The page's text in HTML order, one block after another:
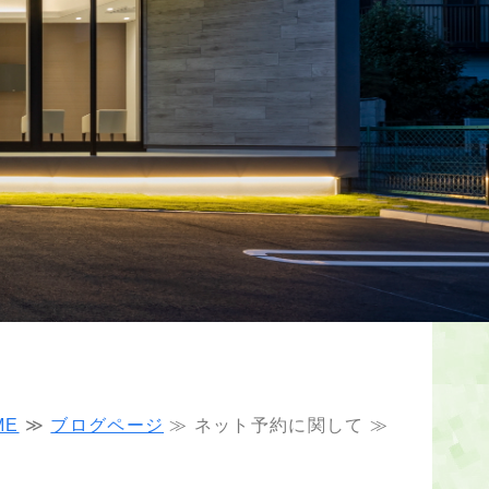
≫ ブログページ ≫ ネット予約に関して ≫